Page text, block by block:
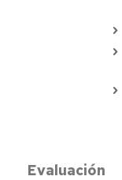
Evaluación